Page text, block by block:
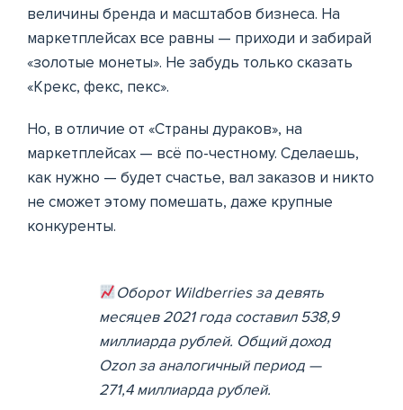
величины бренда и масштабов бизнеса. На
маркетплейсах все равны — приходи и забирай
«золотые монеты». Не забудь только сказать
«Крекс, фекс, пекс».
Но, в отличие от «Страны дураков», на
маркетплейсах — всё по-честному. Сделаешь,
как нужно — будет счастье, вал заказов и никто
не сможет этому помешать, даже крупные
конкуренты.
Оборот Wildberries за девять
месяцев 2021 года составил 538,9
миллиарда рублей. Общий доход
Ozon за аналогичный период —
271,4 миллиарда рублей.